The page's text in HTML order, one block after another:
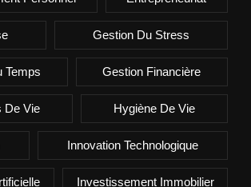
Gestion Du Stress
Temps Gestion Financière
De Vie Hygiène De Vie
Innovation Technologique
Investissement Immobilier